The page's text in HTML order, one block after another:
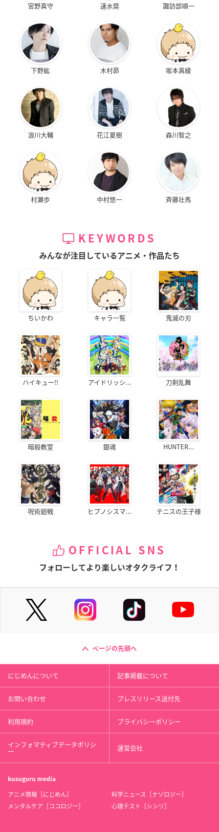
宮野真守 速水奨 諏訪部順一
下野紘 木村昴 坂本真綾
浪川大輔 花江夏樹 森川智之
村瀬歩 中村悠一 斉藤壮馬
KEYWORDS
みんなが注目しているアニメ・作品たち
ちいかわ キャラ一覧 鬼滅の刃
ハイキュー!! アイドリッシ... 刀剣乱舞
暗殺教室 銀魂 HUNTER...
呪術廻戦 ヒプノシスマ... テニスの王子様
OFFICIAL SNS
フォローしてより楽しいオタクライフ！
ページの先頭へ
にじめんについて 記事掲載について
お問い合わせ プレスリリース送付先
利用規約 プライバシーポリシー
インフォマティブデータポリシ
ー 運営会社
kusuguru media
アニメ情報［にじめん］
科学ニュース［ナゾロジー］
メンタルケア［ココロジー］
心理テスト［シンリ］